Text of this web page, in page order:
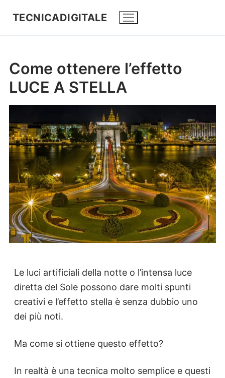
TECNICADIGITALE
Come ottenere l’effetto
LUCE A STELLA
Le luci artificiali della notte o l’intensa luce
diretta del Sole possono dare molti spunti
creativi e l’effetto stella è senza dubbio uno
dei più noti.
Ma come si ottiene questo effetto?
In realtà è una tecnica molto semplice e questi